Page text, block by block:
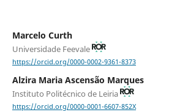
Marcelo Curth
Universidade Feevale
https://orcid.org/0000-0002-9361-8373
Alzira Maria Ascensão Marques
Instituto Politécnico de Leiria
https://orcid.org/0000-0001-6607-852X